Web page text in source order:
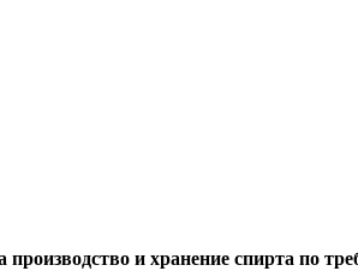
и хранение спирта по